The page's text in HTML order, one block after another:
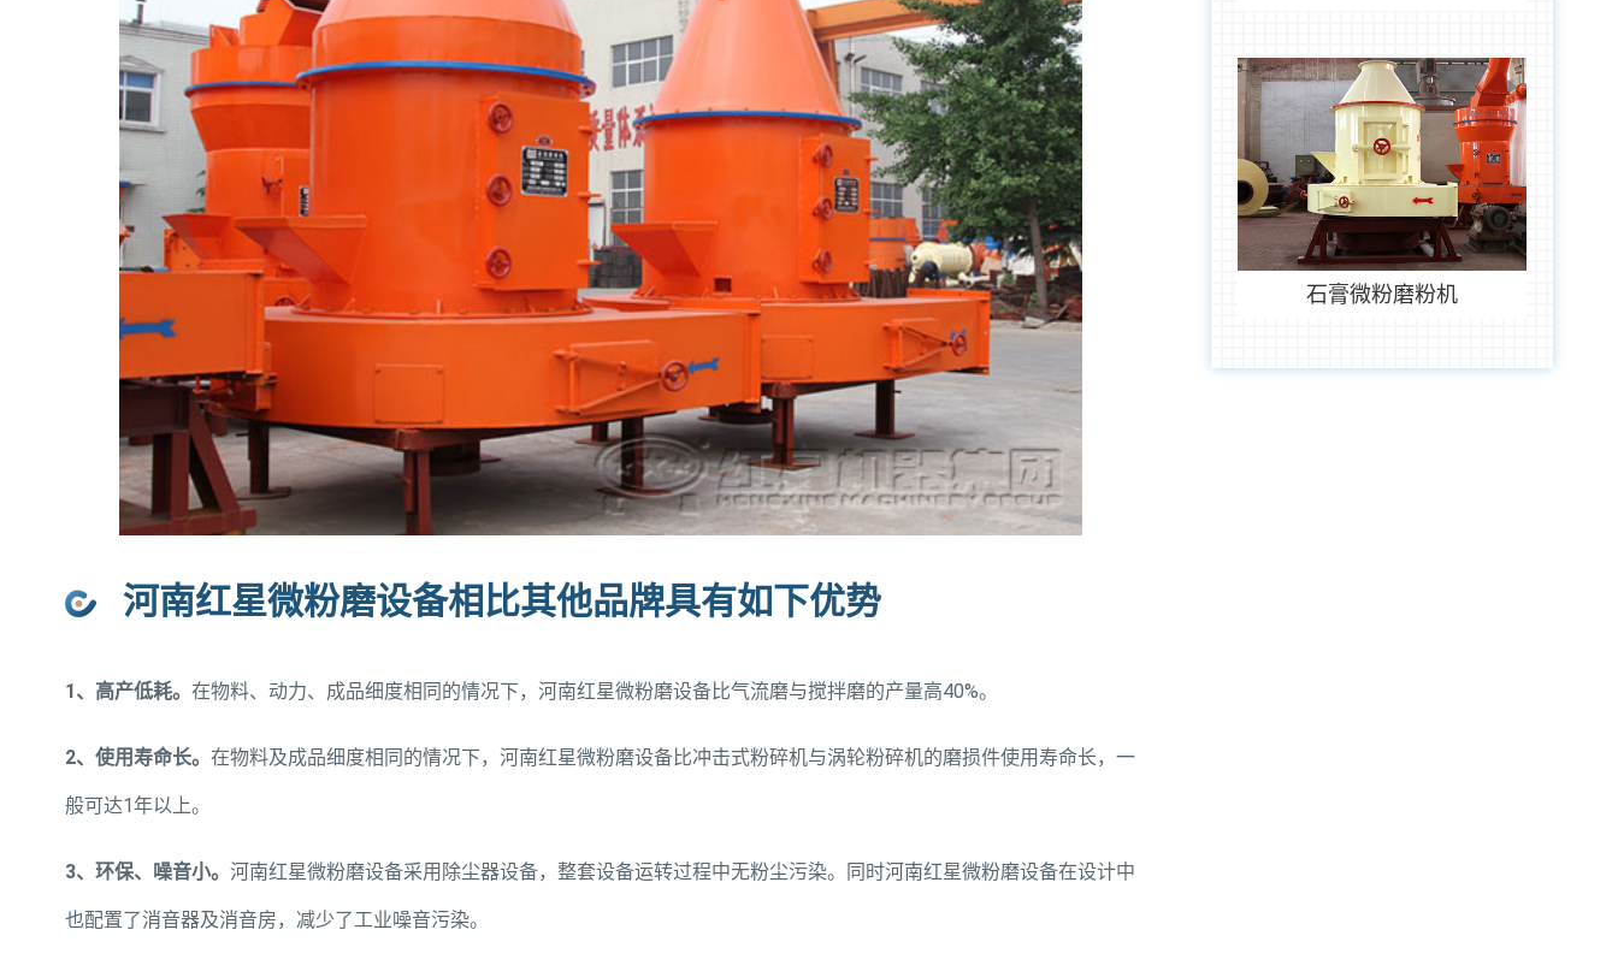
河南红星微粉磨设备相比其他品牌具有如下优势
1、高产低耗。 在物料、动力、成品细度相同的情况下，河南红星微粉磨设备比气流磨与搅拌磨的产量高40%。
2、使用寿命长。 在物料及成品细度相同的情况下，河南红星微粉磨设备比冲击式粉碎机与涡轮粉碎机的磨损件使用寿命长，一
般可达1年以上。
3、环保、噪音小。 河南红星微粉磨设备采用除尘器设备，整套设备运转过程中无粉尘污染。同时河南红星微粉磨设备在设计中
也配置了消音器及消音房，减少了工业噪音污染。
石膏微粉磨粉机